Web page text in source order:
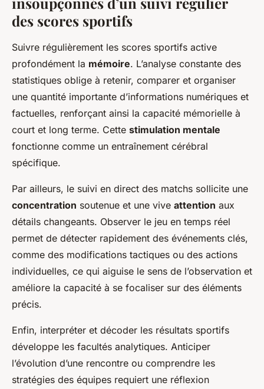
des scores sportifs
Suivre régulièrement les scores sportifs active
profondément la mémoire. L’analyse constante des
statistiques oblige à retenir, comparer et organiser
une quantité importante d’informations numériques et
factuelles, renforçant ainsi la capacité mémorielle à
court et long terme. Cette stimulation mentale
fonctionne comme un entraînement cérébral
spécifique.
Par ailleurs, le suivi en direct des matchs sollicite une
concentration soutenue et une vive attention aux
détails changeants. Observer le jeu en temps réel
permet de détecter rapidement des événements clés,
comme des modifications tactiques ou des actions
individuelles, ce qui aiguise le sens de l’observation et
améliore la capacité à se focaliser sur des éléments
précis.
Enfin, interpréter et décoder les résultats sportifs
développe les facultés analytiques. Anticiper
l’évolution d’une rencontre ou comprendre les
stratégies des équipes requiert une réflexion